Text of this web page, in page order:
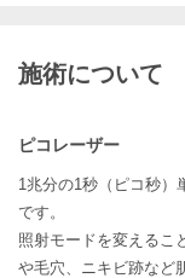
施術について
ピコレーザー
1兆分の1秒（ピコ秒）
です。
照射モードを変えるこ
や毛穴、ニキビ跡など